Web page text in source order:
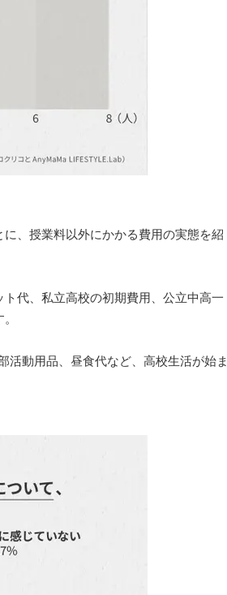
、授業料以外にかかる費用の実態を紹
代、私立高校の初期費用、公立中高一
活動用品、昼食代など、高校生活が始ま